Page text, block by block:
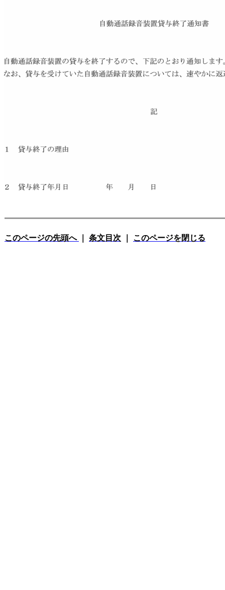
このページの先頭へ 条文目次 このページを閉じる